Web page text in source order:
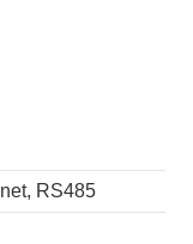
RS485